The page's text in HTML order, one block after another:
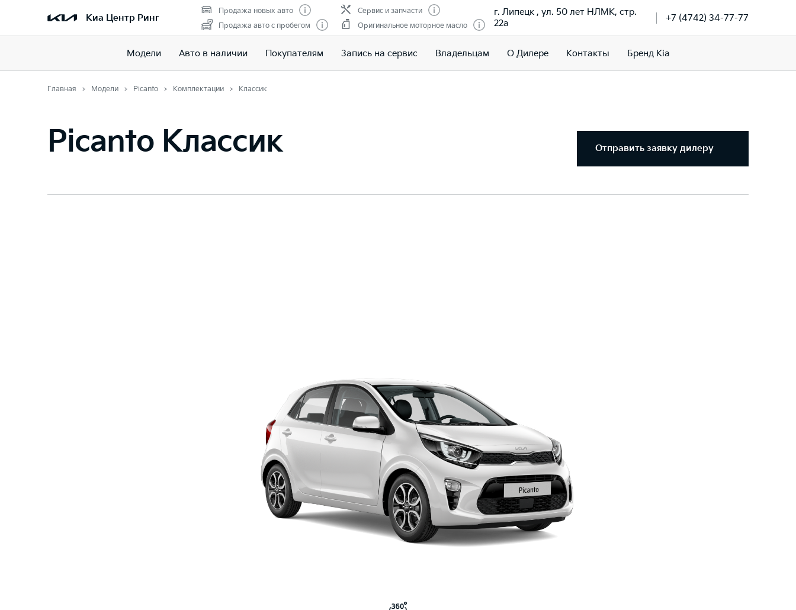
Киа Центр Ринг
Продажа новых авто
Продажа авто с пробегом
Сервис и запчасти
Оригинальное моторное масло
г. Липецк , ул. 50 лет НЛМК, стр.
22а
+7 (4742) 34-77-77
Модели Авто в наличии Покупателям Запись на сервис Владельцам О Дилере Контакты Бренд Kia
Главная Модели Picanto Комплектации Классик
Picanto Классик Отправить заявку дилеру